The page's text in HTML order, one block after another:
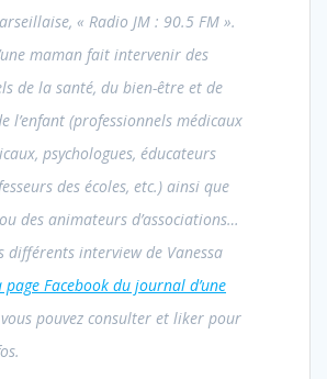
« Radio JM : 90.5 FM ».
maman fait intervenir des
de la santé, du bien-être et de
l’enfant (professionnels médicaux
psychologues, éducateurs
des écoles, etc.) ainsi que
des animateurs d’associations…
différents interview de Vanessa
page Facebook du journal d’une
pouvez consulter et liker pour